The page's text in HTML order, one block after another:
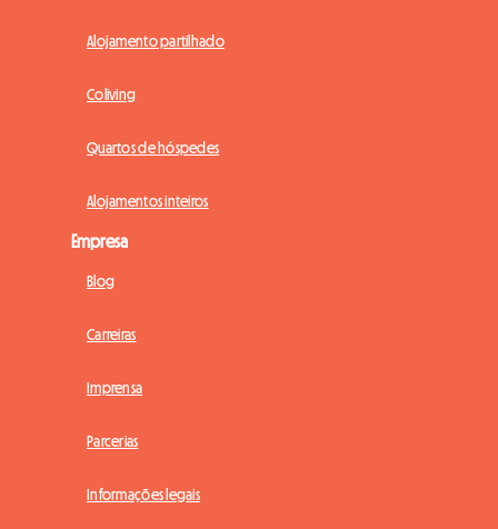
Alojamento partilhado
Coliving
Quartos de hóspedes
Alojamentos inteiros
Empresa
Blog
Carreiras
Imprensa
Parcerias
Informações legais